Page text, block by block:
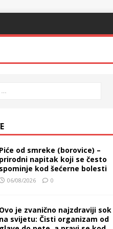
Piće od smreke (borovice) –
prirodni napitak koji se često
spominje kod šećerne bolesti
06/08/2026 0
Ovo je zvanično najzdraviji sok
na svijetu: Čisti organizam od